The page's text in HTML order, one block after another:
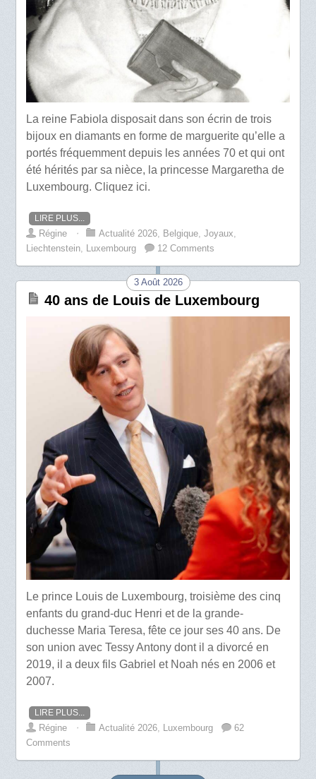
La reine Fabiola disposait dans son écrin de trois
bijoux en diamants en forme de marguerite qu’elle a
portés fréquemment depuis les années 70 et qui ont
été hérités par sa nièce, la princesse Margaretha de
Luxembourg. Cliquez ici.
LIRE PLUS...
Régine ⋅ Actualité 2026 Belgique ,Joyaux
Liechtenstein
Luxembourg 12 Comments
3 Août 2026
40 ans de Louis de Luxembourg
Le prince Louis de Luxembourg, troisième des cinq
enfants du grand-duc Henri et de la grande-
duchesse Maria Teresa, fête ce jour ses 40 ans. De
son union avec Tessy Antony dont il a divorcé en
2019, il a deux fils Gabriel et Noah nés en 2006 et
2007.
LIRE PLUS...
Régine ⋅ Actualité 2026, Luxembourg
62
Comments